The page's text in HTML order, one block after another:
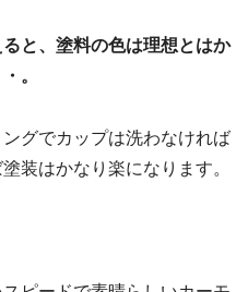
と、塗料の色は理想とはか
。
グでカップは洗わなければ
装はかなり楽になります。